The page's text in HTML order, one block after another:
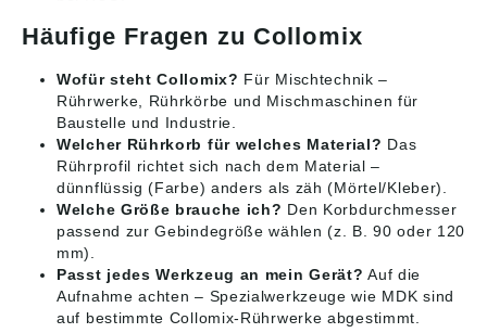
Häufige Fragen zu Collomix
Wofür steht Collomix? Für Mischtechnik –
Rührwerke, Rührkörbe und Mischmaschinen für
Baustelle und Industrie.
Welcher Rührkorb für welches Material? Das
Rührprofil richtet sich nach dem Material –
dünnflüssig (Farbe) anders als zäh (Mörtel/Kleber).
Welche Größe brauche ich? Den Korbdurchmesser
passend zur Gebindegröße wählen (z. B. 90 oder 120
mm).
Passt jedes Werkzeug an mein Gerät? Auf die
Aufnahme achten – Spezialwerkzeuge wie MDK sind
auf bestimmte Collomix-Rührwerke abgestimmt.